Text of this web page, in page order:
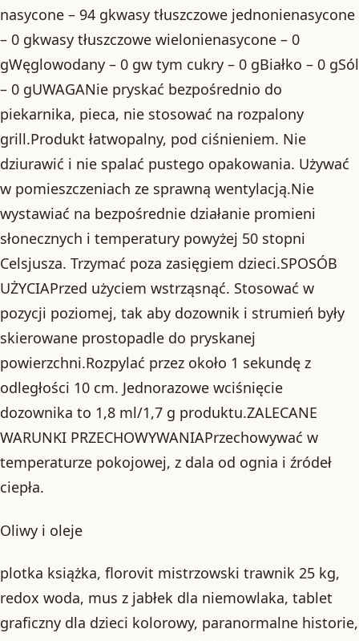
nasycone – 94 gkwasy tłuszczowe jednonienasycone
– 0 gkwasy tłuszczowe wielonienasycone – 0
gWęglowodany – 0 gw tym cukry – 0 gBiałko – 0 gSól
– 0 gUWAGANie pryskać bezpośrednio do
piekarnika, pieca, nie stosować na rozpalony
grill.Produkt łatwopalny, pod ciśnieniem. Nie
dziurawić i nie spalać pustego opakowania. Używać
w pomieszczeniach ze sprawną wentylacją.Nie
wystawiać na bezpośrednie działanie promieni
słonecznych i temperatury powyżej 50 stopni
Celsjusza. Trzymać poza zasięgiem dzieci.SPOSÓB
UŻYCIAPrzed użyciem wstrząsnąć. Stosować w
pozycji poziomej, tak aby dozownik i strumień były
skierowane prostopadle do pryskanej
powierzchni.Rozpylać przez około 1 sekundę z
odległości 10 cm. Jednorazowe wciśnięcie
dozownika to 1,8 ml/1,7 g produktu.ZALECANE
WARUNKI PRZECHOWYWANIAPrzechowywać w
temperaturze pokojowej, z dala od ognia i źródeł
ciepła.
Oliwy i oleje
plotka książka, florovit mistrzowski trawnik 25 kg,
redox woda, mus z jabłek dla niemowlaka, tablet
graficzny dla dzieci kolorowy, paranormalne historie,